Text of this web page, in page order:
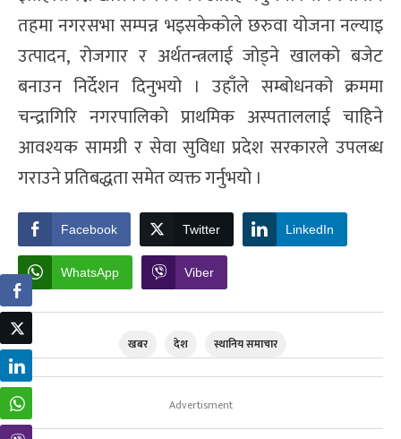
तहमा नगरसभा सम्पन्न भइसकेकोले छरुवा योजना नल्याइ
उत्पादन, रोजगार र अर्थतन्त्रलाई जोड्ने खालको बजेट
बनाउन निर्देशन दिनुभयो । उहाँले सम्बोधनको क्रममा
चन्द्रागिरि नगरपालिको प्राथमिक अस्पताललाई चाहिने
आवश्यक सामग्री र सेवा सुविधा प्रदेश सरकारले उपलब्ध
गराउने प्रतिबद्धता समेत व्यक्त गर्नुभयो ।
Facebook Twitter LinkedIn
WhatsApp Viber
खबर देश स्थानिय समाचार
Advertisment